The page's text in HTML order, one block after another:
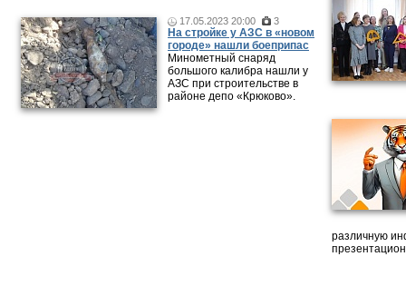
17.05.2023 20:00 3
На стройке у АЗС в «новом
городе» нашли боеприпас
Минометный снаряд
большого калибра нашли у
АЗС при строительстве в
районе депо «Крюково».
различную